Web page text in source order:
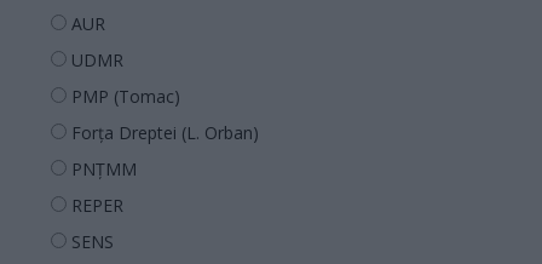
AUR
UDMR
PMP (Tomac)
Forța Dreptei (L. Orban)
PNȚMM
REPER
SENS